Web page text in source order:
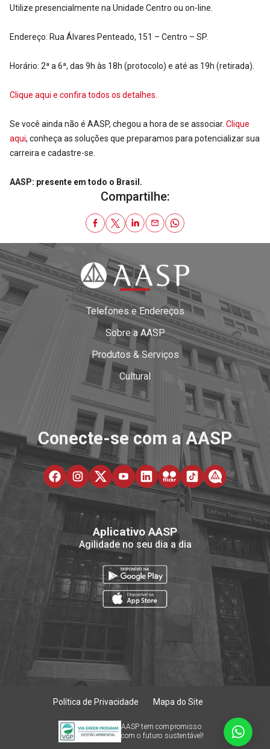
Utilize presencialmente na Unidade Centro ou on-line.
Endereço: Rua Álvares Penteado, 151 – Centro – SP.
Horário: 2ª a 6ª, das 9h às 18h (protocolo) e até as 19h (retirada).
Clique aqui e confira todos os detalhes.
Se você ainda não é AASP, chegou a hora de se associar. Clique
aqui, conheça as soluções que preparamos para potencializar sua
carreira e cadastre-se.
AASP: presente em todo o Brasil.
Compartilhe:
Telefones e Endereços
Sobre a AASP
Produtos & Serviços
Cultural
Conecte-se com a AASP
Aplicativo AASP
Agilidade no seu dia a dia
Política de Privacidade Mapa do Site
AASP tem compromisso
com o futuro sustentável!